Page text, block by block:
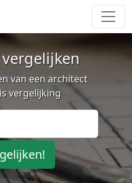
van een architect
vergelijking